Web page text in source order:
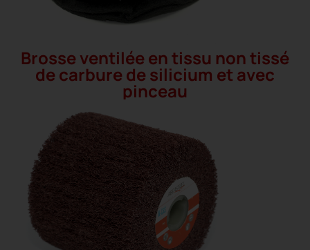
Brosse ventilée en tissu non tissé
de carbure de silicium et avec
pinceau